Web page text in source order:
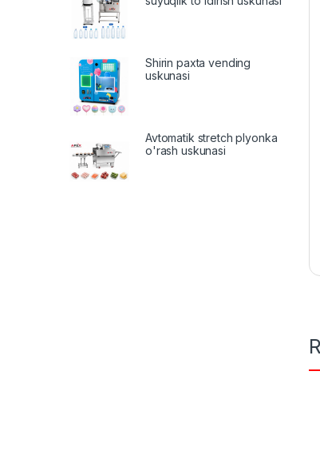
Shirin paxta vending
uskunasi
Avtomatik stretch plyonka
o'rash uskunasi